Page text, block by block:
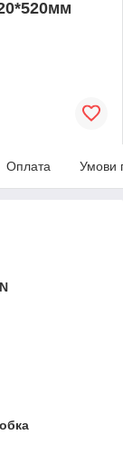
Оплата Умови